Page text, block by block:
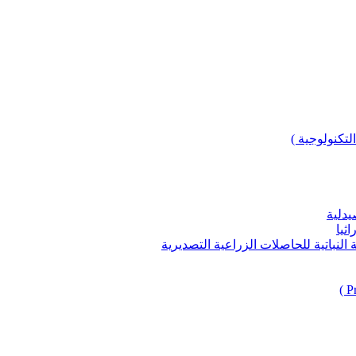
)
للحاصلات الزراعية التصديرية